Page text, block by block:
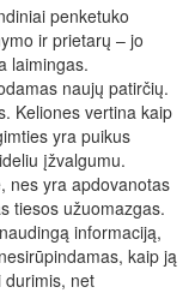
penketuko
ir prietarų – jo
laimingas.
naujų patirčių.
Keliones vertina kaip
yra puikus
įžvalgumu.
nes yra apdovanotas
tiesos užuomazgas.
informaciją,
kaip ją
durimis, net